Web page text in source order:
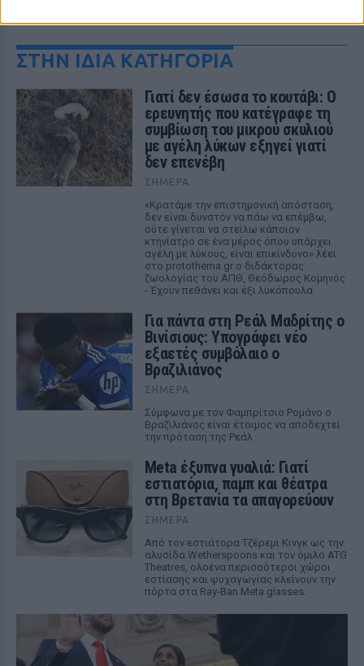
ΣΤΗΝ ΙΔΙΑ ΚΑΤΗΓΟΡΙΑ
Γιατί δεν έσωσα το κουτάβι: Ο
ερευνητής που κατέγραφε τη
συμβίωση του μικρού σκυλιού
με αγέλη λύκων εξηγεί γιατί
δεν επενέβη
ΣΉΜΕΡΑ
«Κρατάμε την επιστημονική απόσταση,
δεν είναι δυνατόν να πάω να επέμβω,
ούτε γίνεται να στείλω κάποιον
κτηνίατρο σε ένα μέρος όπου υπάρχει
αγέλη με λύκους, είναι επικίνδυνο» λέει
στο protothema.gr ο διδάκτορας
ζωολογίας του ΑΠΘ, Θεόδωρος Κομηνός
- Έχουν πεθάνει και έξι λυκόπουλα
Για πάντα στη Ρεάλ Μαδρίτης ο
Βινίσιους: Υπογράφει νέο
εξαετές συμβόλαιο ο
Βραζιλιάνος
ΣΉΜΕΡΑ
Σύμφωνα με τον Φαμπρίτσιο Ρομάνο ο
Βραζιλιάνος είναι έτοιμος να αποδεχτεί
την πρόταση της Ρεάλ
Meta έξυπνα γυαλιά: Γιατί
εστιατόρια, παμπ και θέατρα
στη Βρετανία τα απαγορεύουν
ΣΉΜΕΡΑ
Από τον εστιάτορα Τζέρεμι Κινγκ ως την
αλυσίδα Wetherspoons και τον όμιλο ATG
Theatres, ολοένα περισσότεροι χώροι
εστίασης και ψυχαγωγίας κλείνουν την
πόρτα στα Ray-Ban Meta glasses.